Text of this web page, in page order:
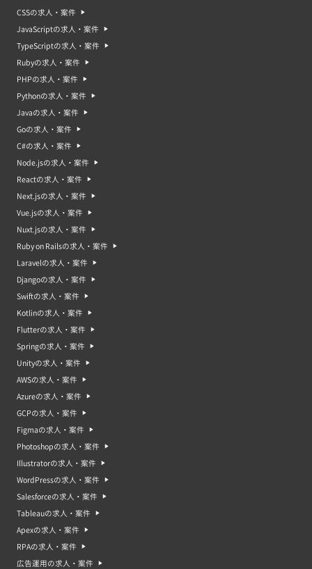
CSSの求人・案件
JavaScriptの求人・案件
TypeScriptの求人・案件
Rubyの求人・案件
PHPの求人・案件
Pythonの求人・案件
Javaの求人・案件
Goの求人・案件
C#の求人・案件
Node.jsの求人・案件
Reactの求人・案件
Next.jsの求人・案件
Vue.jsの求人・案件
Nuxt.jsの求人・案件
Ruby on Railsの求人・案件
Laravelの求人・案件
Djangoの求人・案件
Swiftの求人・案件
Kotlinの求人・案件
Flutterの求人・案件
Springの求人・案件
Unityの求人・案件
AWSの求人・案件
Azureの求人・案件
GCPの求人・案件
Figmaの求人・案件
Photoshopの求人・案件
Illustratorの求人・案件
WordPressの求人・案件
Salesforceの求人・案件
Tableauの求人・案件
Apexの求人・案件
RPAの求人・案件
広告運用の求人・案件